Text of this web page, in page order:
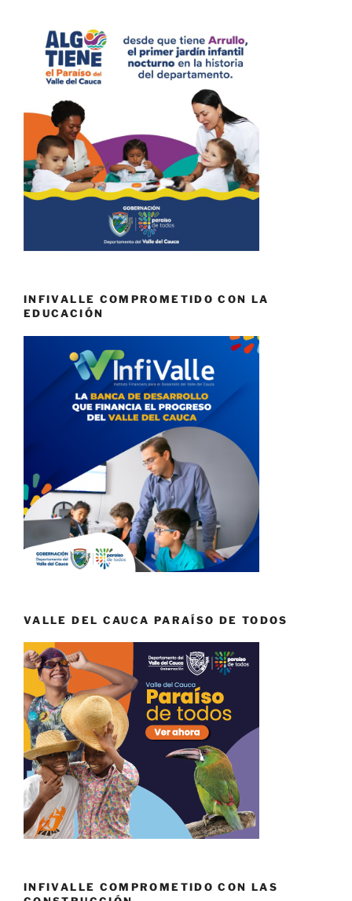
INFIVALLE COMPROMETIDO CON LA
EDUCACIÓN
VALLE DEL CAUCA PARAÍSO DE TODOS
INFIVALLE COMPROMETIDO CON LAS